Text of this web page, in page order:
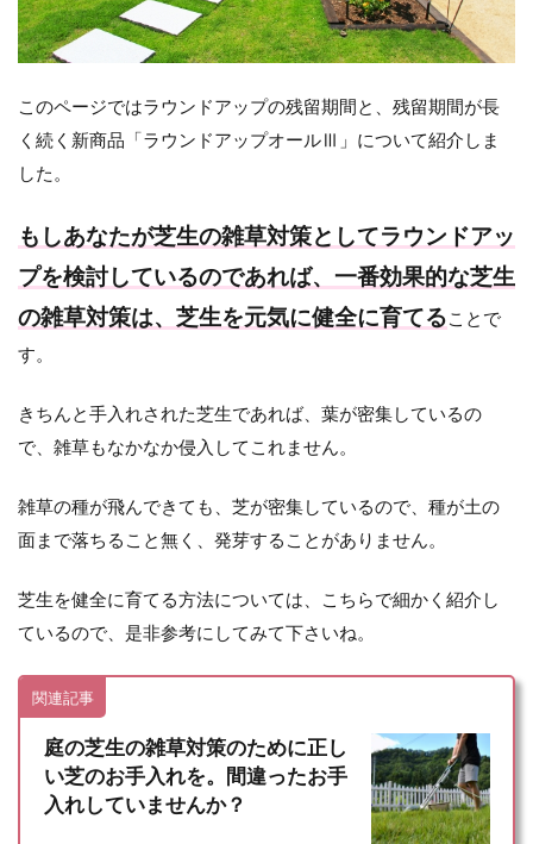
このページではラウンドアップの残留期間と、残留期間が長
く続く新商品「ラウンドアップオールⅢ」について紹介しま
した。
もしあなたが芝生の雑草対策としてラウンドアッ
プを検討しているのであれば、一番効果的な芝生
の雑草対策は、芝生を元気に健全に育てることで
す。
きちんと手入れされた芝生であれば、葉が密集しているの
で、雑草もなかなか侵入してこれません。
雑草の種が飛んできても、芝が密集しているので、種が土の
面まで落ちること無く、発芽することがありません。
芝生を健全に育てる方法については、こちらで細かく紹介し
ているので、是非参考にしてみて下さいね。
関連記事
庭の芝生の雑草対策のために正し
い芝のお手入れを。間違ったお手
入れしていませんか？